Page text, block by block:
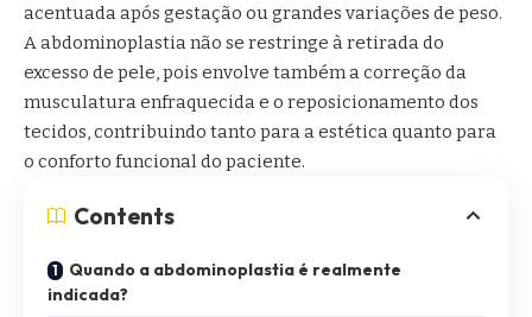
acentuada após gestação ou grandes variações de peso.
A abdominoplastia não se restringe à retirada do
excesso de pele, pois envolve também a correção da
musculatura enfraquecida e o reposicionamento dos
tecidos, contribuindo tanto para a estética quanto para
o conforto funcional do paciente.
Contents
Quando a abdominoplastia é realmente
indicada?